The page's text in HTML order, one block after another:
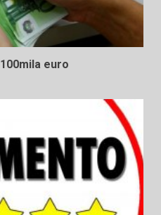
euro